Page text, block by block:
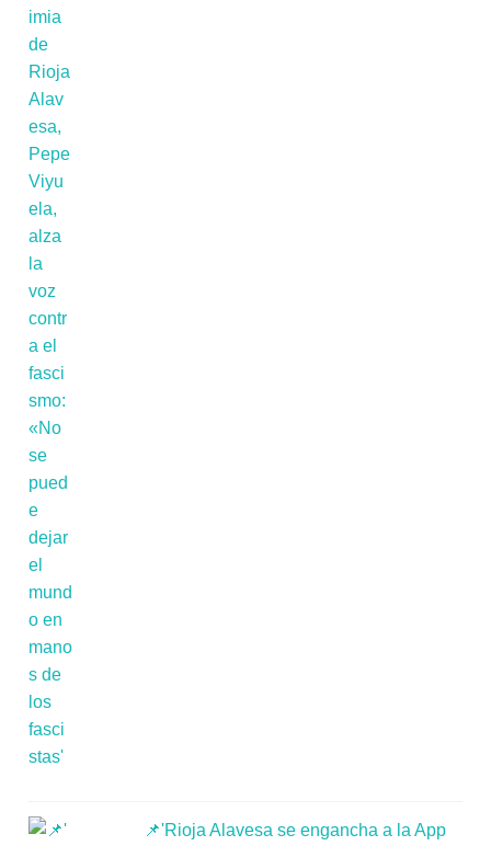
📌'Rioja Alavesa se engancha a la App